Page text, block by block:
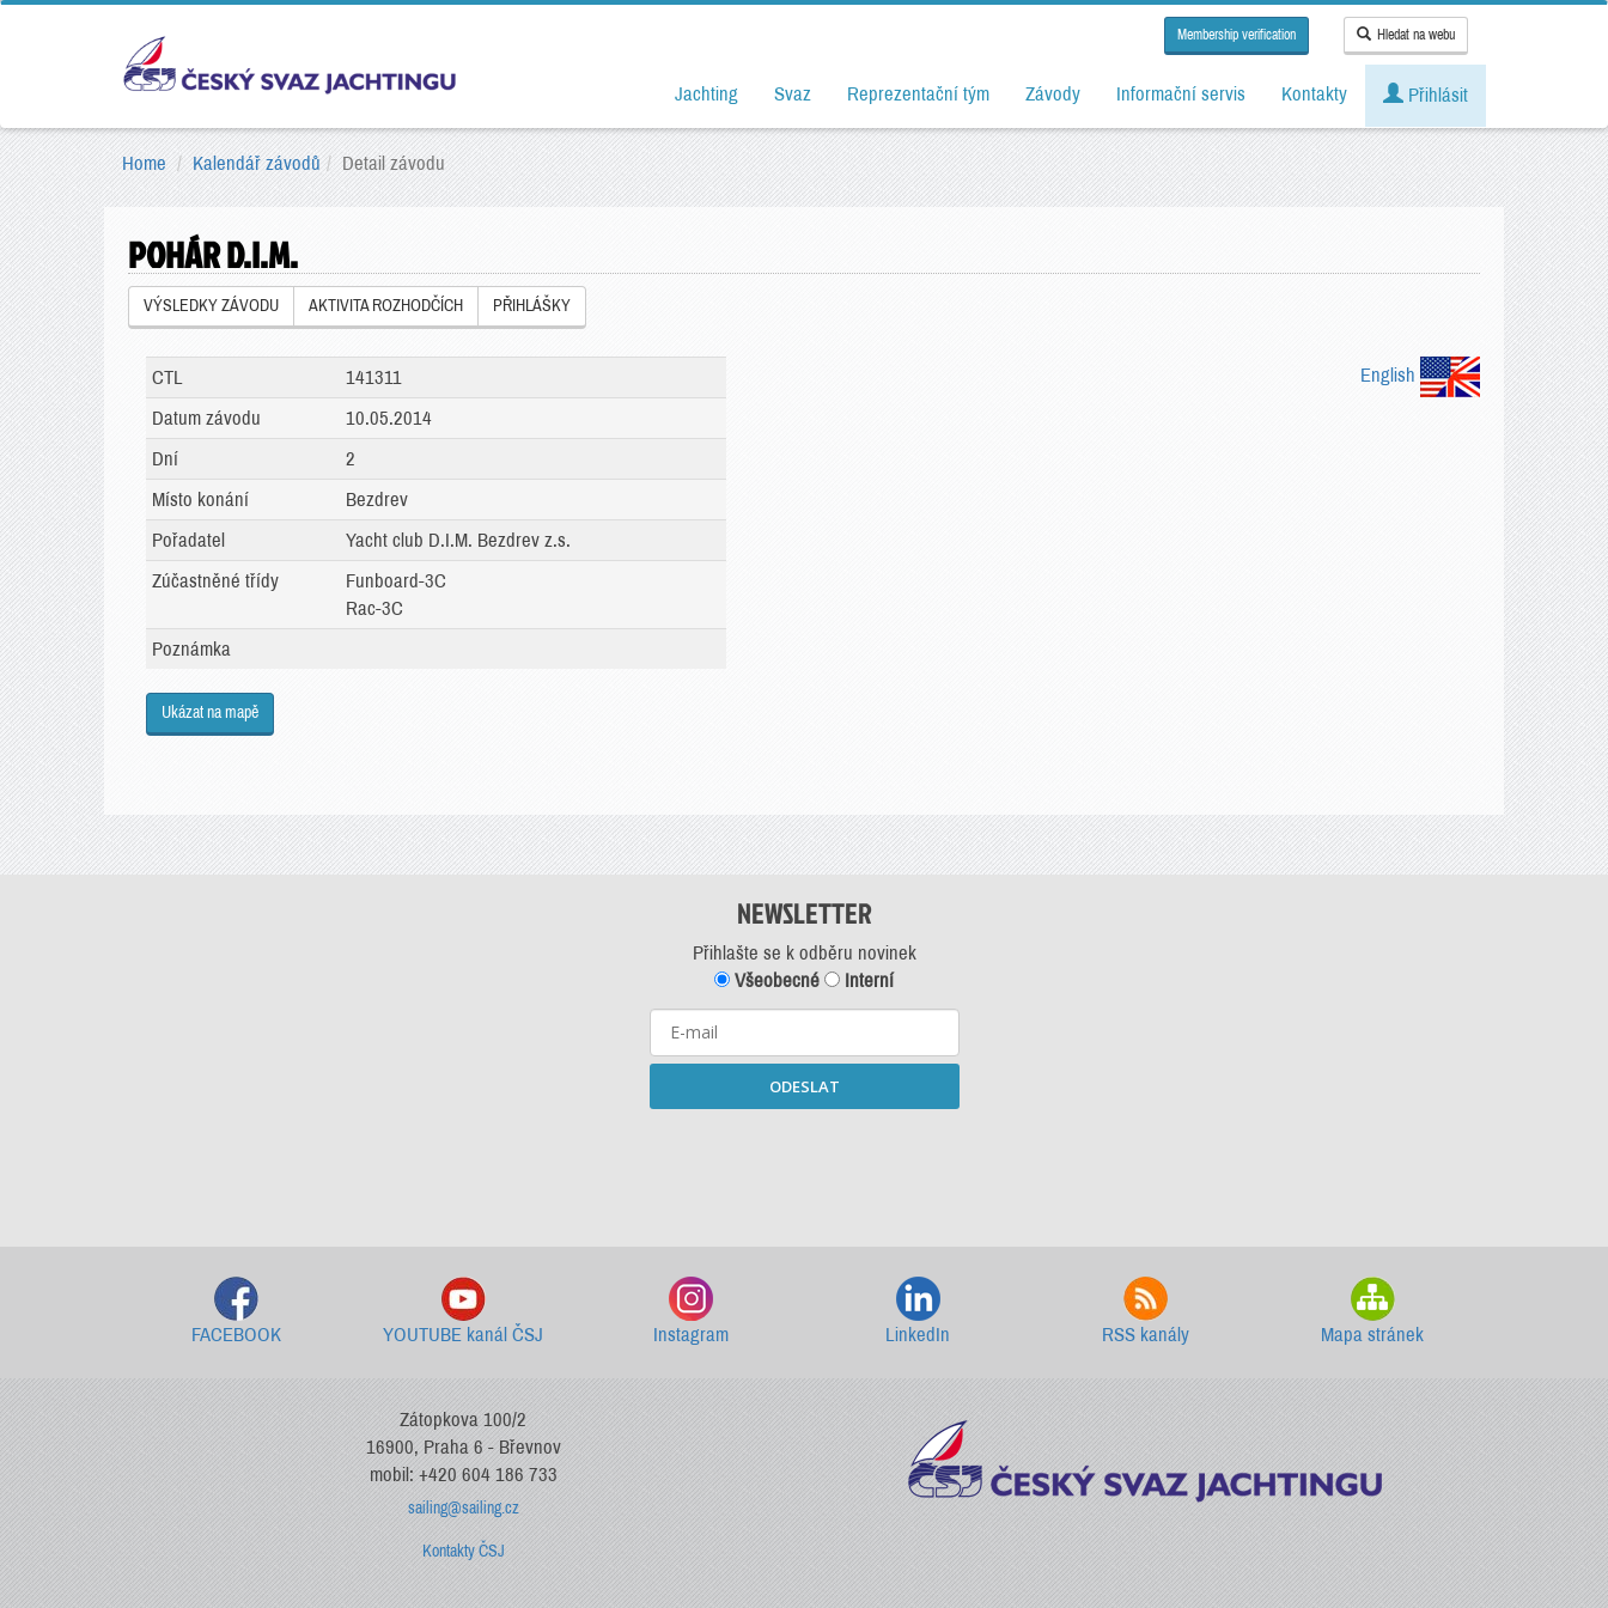
Membership verification Hledat na webu
Jachting Svaz Reprezentační tým Závody Informační servis Kontakty Přihlásit
Home Kalendář závodů Detail závodu
POHÁR D.I.M.
VÝSLEDKY ZÁVODU AKTIVITA ROZHODČÍCH PŘIHLÁŠKY
English
CTL
141311
Datum závodu
10.05.2014
Dní
2
Místo konání
Bezdrev
Pořadatel
Yacht club D.I.M. Bezdrev z.s.
Zúčastněné třídy
Funboard-3C
Rac-3C
Poznámka
Ukázat na mapě
NEWSLETTER
Přihlašte se k odběru novinek
Všeobecné
Interní
ODESLAT
FACEBOOK YOUTUBE kanál ČSJ Instagram LinkedIn RSS kanály Mapa stránek
Zátopkova 100/2
16900, Praha 6 - Břevnov
mobil: +420 604 186 733
sailing@sailing.cz
Kontakty ČSJ